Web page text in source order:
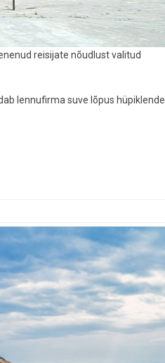
reisijate nõudlust valitud
lennufirma suve lõpus hüpiklende